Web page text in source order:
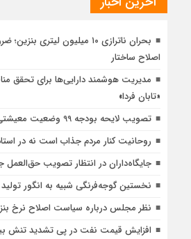
بحران ناترازی ۱۰ میلیون
اصلاح ساختار
مدیریت هوشمند دارایی‌ها برای تحقق
«تابان فردا»
تصویب لایحه بودجه 99 وضعیت معیشتی مردم را بدتر می‌کند
روحانیت کنار مردم جذاب است نه در
جایگاه‌داران در انتظار تصویب
نخستین گوجه‌فرنگی شبیه به انگور
نظر مجلس درباره سیاست اصلاح نرخ
افزایش قیمت نفت در پی تشدید تنش